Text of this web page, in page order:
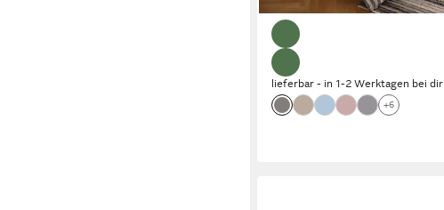
lieferbar - in 1-2 Werktagen bei dir
+6